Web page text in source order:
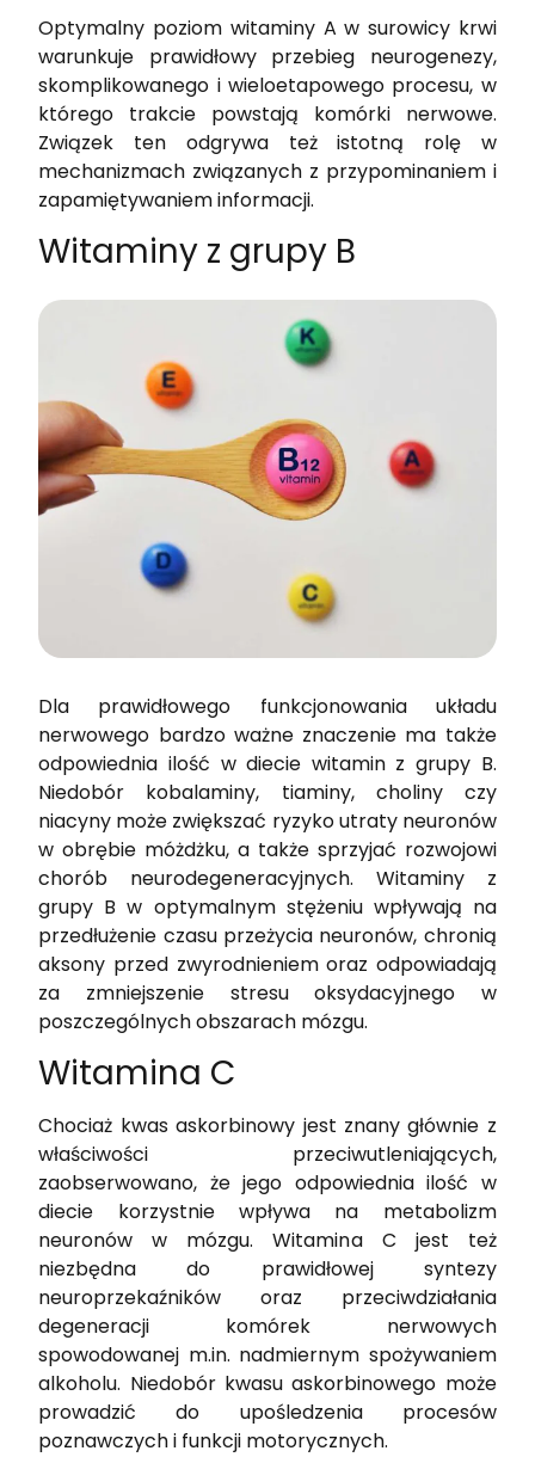
Optymalny poziom witaminy A w surowicy krwi
warunkuje prawidłowy przebieg neurogenezy,
skomplikowanego i wieloetapowego procesu, w
którego trakcie powstają komórki nerwowe.
Związek ten odgrywa też istotną rolę w
mechanizmach związanych z przypominaniem i
zapamiętywaniem informacji.
Witaminy z grupy B
Dla prawidłowego funkcjonowania układu
nerwowego bardzo ważne znaczenie ma także
odpowiednia ilość w diecie witamin z grupy B.
Niedobór kobalaminy, tiaminy, choliny czy
niacyny może zwiększać ryzyko utraty neuronów
w obrębie móżdżku, a także sprzyjać rozwojowi
chorób neurodegeneracyjnych. Witaminy z
grupy B w optymalnym stężeniu wpływają na
przedłużenie czasu przeżycia neuronów, chronią
aksony przed zwyrodnieniem oraz odpowiadają
za zmniejszenie stresu oksydacyjnego w
poszczególnych obszarach mózgu.
Witamina C
Chociaż kwas askorbinowy jest znany głównie z
właściwości przeciwutleniających,
zaobserwowano, że jego odpowiednia ilość w
diecie korzystnie wpływa na metabolizm
neuronów w mózgu. Witamina C jest też
niezbędna do prawidłowej syntezy
neuroprzekaźników oraz przeciwdziałania
degeneracji komórek nerwowych
spowodowanej m.in. nadmiernym spożywaniem
alkoholu. Niedobór kwasu askorbinowego może
prowadzić do upośledzenia procesów
poznawczych i funkcji motorycznych.